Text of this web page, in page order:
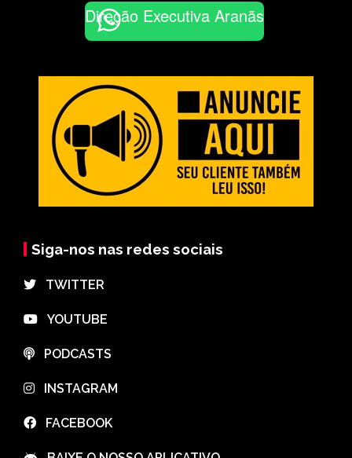
Direção Executiva Aranãs
Siga-nos nas redes sociais
⠀TWITTER
⠀YOUTUBE
⠀PODCASTS
⠀INSTAGRAM
⠀FACEBOOK